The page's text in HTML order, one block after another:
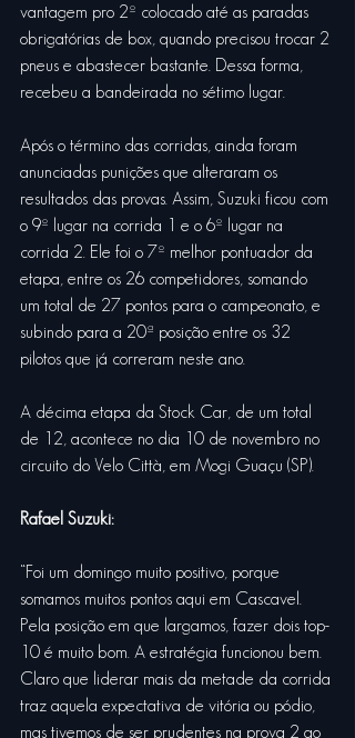
vantagem pro 2º colocado até as paradas
obrigatórias de box, quando precisou trocar 2
pneus e abastecer bastante. Dessa forma,
recebeu a bandeirada no sétimo lugar.
Após o término das corridas, ainda foram
anunciadas punições que alteraram os
resultados das provas. Assim, Suzuki ficou com
o 9º lugar na corrida 1 e o 6º lugar na
corrida 2. Ele foi o 7º melhor pontuador da
etapa, entre os 26 competidores, somando
um total de 27 pontos para o campeonato, e
subindo para a 20ª posição entre os 32
pilotos que já correram neste ano.
A décima etapa da Stock Car, de um total
de 12, acontece no dia 10 de novembro no
circuito do Velo Città, em Mogi Guaçu (SP).
Rafael Suzuki:
“Foi um domingo muito positivo, porque
somamos muitos pontos aqui em Cascavel.
Pela posição em que largamos, fazer dois top-
10 é muito bom. A estratégia funcionou bem.
Claro que liderar mais da metade da corrida
traz aquela expectativa de vitória ou pódio,
mas tivemos de ser prudentes na prova 2 ao